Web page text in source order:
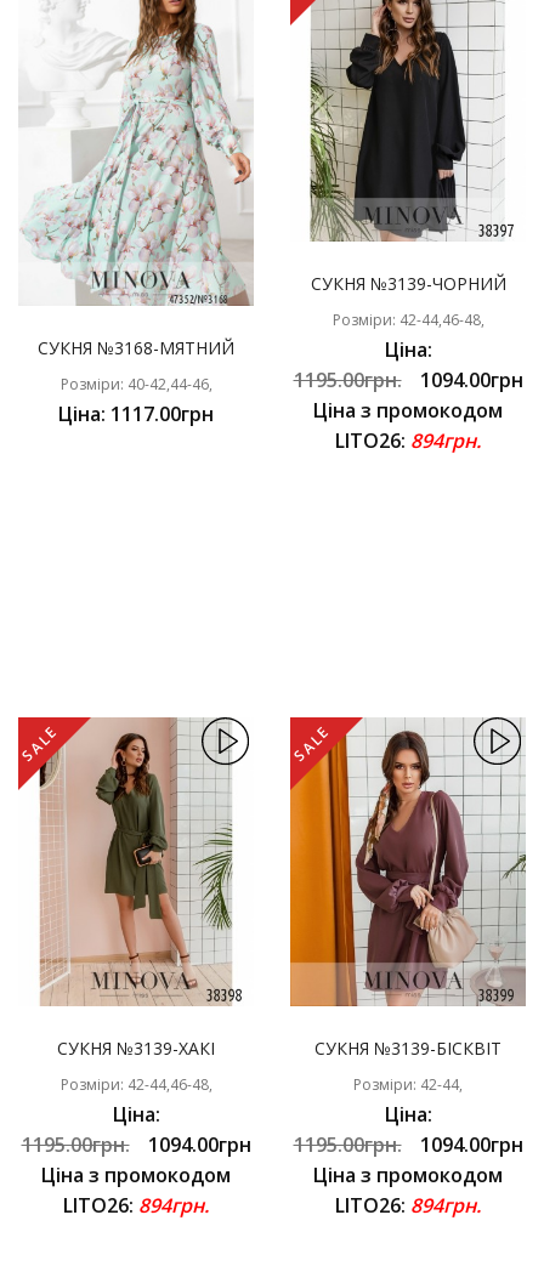
СУКНЯ №3168-МЯТНИЙ
Розміри: 40-42,44-46,
Ціна: 1117.00грн
СУКНЯ №3139-ЧОРНИЙ
Розміри: 42-44,46-48,
Ціна:
1195.00грн.
1094.00грн
Ціна з промокодом
LITO26: 894грн.
SALE
СУКНЯ №3139-ХАКІ
Розміри: 42-44,46-48,
Ціна:
1195.00грн.
1094.00грн
Ціна з промокодом
LITO26: 894грн.
SALE
СУКНЯ №3139-БІСКВІТ
Розміри: 42-44,
Ціна:
1195.00грн.
1094.00грн
Ціна з промокодом
LITO26: 894грн.